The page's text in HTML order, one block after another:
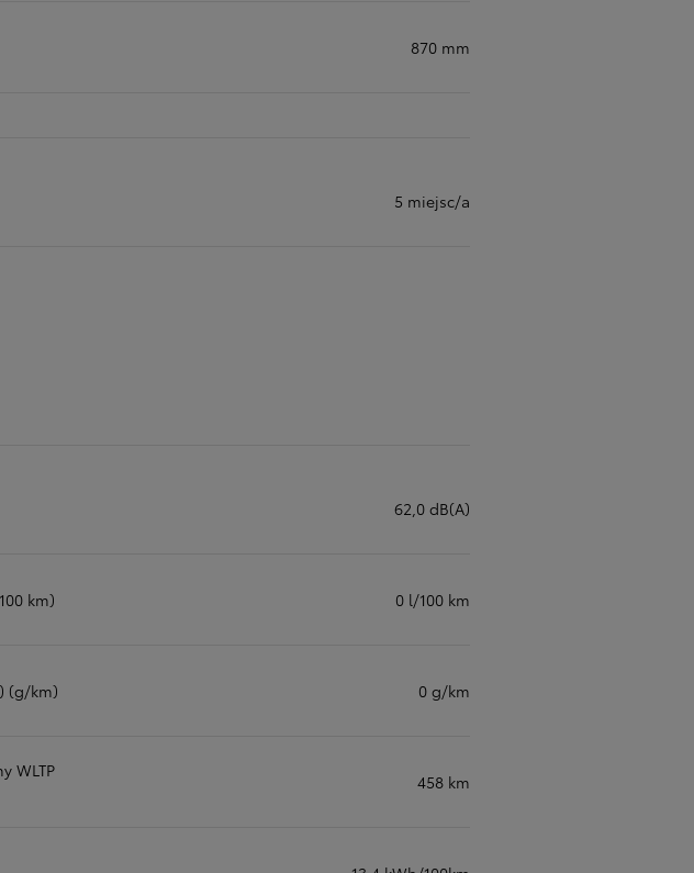
870 mm
5 miejsc/a
62,0 dB(A)
km) 0 l/100 km
(g/km) 0 g/km
WLTP
458 km